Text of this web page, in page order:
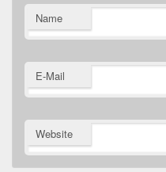
Name
E-Mail
Website